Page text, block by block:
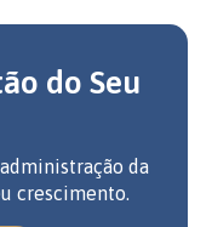
do Seu
da
crescimento.